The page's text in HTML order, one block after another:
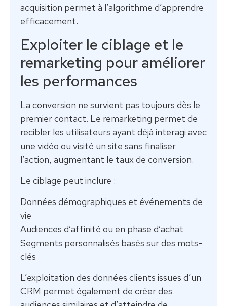
acquisition permet à l’algorithme d’apprendre
efficacement.
Exploiter le ciblage et le
remarketing pour améliorer
les performances
La conversion ne survient pas toujours dès le
premier contact. Le remarketing permet de
recibler les utilisateurs ayant déjà interagi avec
une vidéo ou visité un site sans finaliser
l’action, augmentant le taux de conversion.
Le ciblage peut inclure :
Données démographiques et événements de
vie
Audiences d’affinité ou en phase d’achat
Segments personnalisés basés sur des mots-
clés
L’exploitation des données clients issues d’un
CRM permet également de créer des